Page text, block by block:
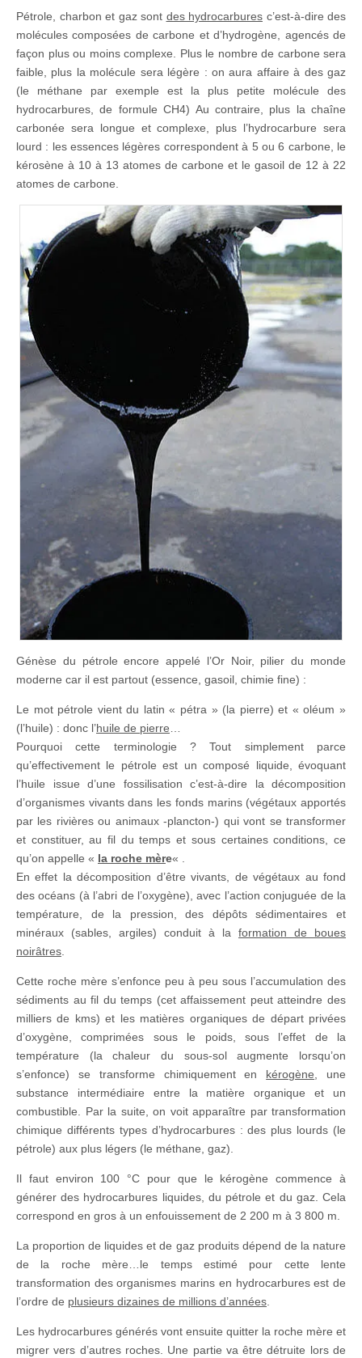
Pétrole, charbon et gaz sont des hydrocarbures c’est-à-dire des
molécules composées de carbone et d’hydrogène, agencés de
façon plus ou moins complexe. Plus le nombre de carbone sera
faible, plus la molécule sera légère : on aura affaire à des gaz
(le méthane par exemple est la plus petite molécule des
hydrocarbures, de formule CH4) Au contraire, plus la chaîne
carbonée sera longue et complexe, plus l’hydrocarbure sera
lourd : les essences légères correspondent à 5 ou 6 carbone, le
kérosène à 10 à 13 atomes de carbone et le gasoil de 12 à 22
atomes de carbone.
Génèse du pétrole encore appelé l’Or Noir, pilier du monde
moderne car il est partout (essence, gasoil, chimie fine) :
Le mot pétrole vient du latin « pétra » (la pierre) et « oléum »
(l’huile) : donc l’huile de pierre
Pourquoi cette terminologie ? Tout simplement parce
qu’effectivement le pétrole est un composé liquide, évoquant
l’huile issue d’une fossilisation c’est-à-dire la décomposition
d’organismes vivants dans les fonds marins (végétaux apportés
par les rivières ou animaux -plancton-) qui vont se transformer
et constituer, au fil du temps et sous certaines conditions, ce
qu’on appelle « la roche mère« .
En effet la décomposition d’être vivants, de végétaux au fond
des océans (à l’abri de l’oxygène), avec l’action conjuguée de la
température, de la pression, des dépôts sédimentaires et
minéraux (sables, argiles) conduit à la formation de boues
noirâtres
Cette roche mère s’enfonce peu à peu sous l’accumulation des
sédiments au fil du temps (cet affaissement peut atteindre des
milliers de kms) et les matières organiques de départ privées
d’oxygène, comprimées sous le poids, sous l’effet de la
température (la chaleur du sous-sol augmente lorsqu’on
s’enfonce) se transforme chimiquement en kérogène , une
substance intermédiaire entre la matière organique et un
combustible. Par la suite, on voit apparaître par transformation
chimique différents types d’hydrocarbures : des plus lourds (le
pétrole) aux plus légers (le méthane, gaz).
Il faut environ 100 °C pour que le kérogène commence à
générer des hydrocarbures liquides, du pétrole et du gaz. Cela
correspond en gros à un enfouissement de 2 200 m à 3 800 m.
La proportion de liquides et de gaz produits dépend de la nature
de la roche mère…le temps estimé pour cette lente
transformation des organismes marins en hydrocarbures est de
l’ordre de plusieurs dizaines de millions d’années
Les hydrocarbures générés vont ensuite quitter la roche mère et
migrer vers d’autres roches. Une partie va être détruite lors de